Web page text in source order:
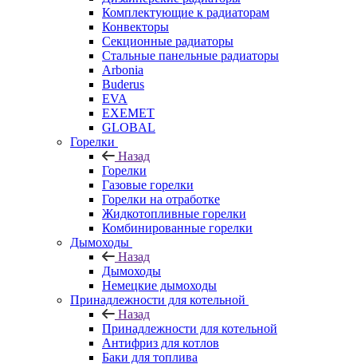
Комплектующие к радиаторам
Конвекторы
Секционные радиаторы
Стальные панельные радиаторы
Arbonia
Buderus
EVA
EXEMET
GLOBAL
Горелки
Назад
Горелки
Газовые горелки
Горелки на отработке
Жидкотопливные горелки
Комбинированные горелки
Дымоходы
Назад
Дымоходы
Немецкие дымоходы
Принадлежности для котельной
Назад
Принадлежности для котельной
Антифриз для котлов
Баки для топлива